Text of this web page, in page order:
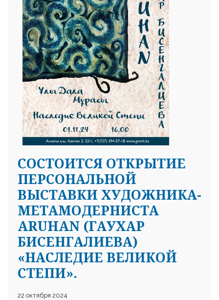
CОСТОИТСЯ ОТКРЫТИЕ
ПЕРСОНАЛЬНОЙ
ВЫСТАВКИ ХУДОЖНИКА-
МЕТАМОДЕРНИСТА
ARUHAN (ГАУХАР
БИСЕНГАЛИЕВА)
«НАСЛЕДИЕ ВЕЛИКОЙ
СТЕПИ».
22 октября 2024